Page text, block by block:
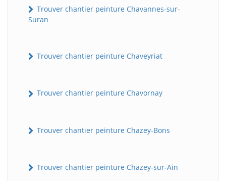
Trouver chantier peinture Chavannes-sur-
Suran
Trouver chantier peinture Chaveyriat
Trouver chantier peinture Chavornay
Trouver chantier peinture Chazey-Bons
Trouver chantier peinture Chazey-sur-Ain